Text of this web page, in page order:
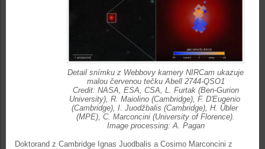
Detail snímku z Webbovy kamery NIRCam ukazuje
malou červenou tečku Abell 2744-QSO1
Credit: NASA, ESA, CSA, L. Furtak (Ben-Gurion
University), R. Maiolino (Cambridge), F. D'Eugenio
(Cambridge), I. Juodžbalis (Cambridge), H. Übler
(MPE), C. Marconcini (University of Florence).
Image processing: A. Pagan
Doktorand z Cambridge Ignas Juodbalis a Cosimo Marconcini z